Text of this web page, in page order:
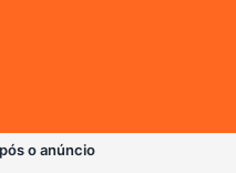
o anúncio